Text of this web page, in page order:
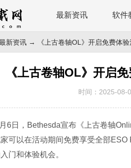
最新资讯 软件
新资讯 → 《上古卷轴OL》开启免费体
《上古卷轴OL》开启
时间：2025-08-
，Bethesda宣布《上古卷轴
可以在活动期间免费享受全部
门和体验机会。